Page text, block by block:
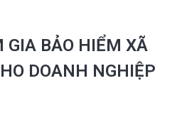
GIA BẢO HIỂM XÃ
DOANH NGHIỆP